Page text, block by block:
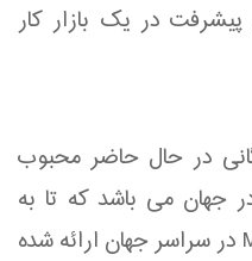
در یک بازار کار
در حال حاضر محبوب
جهان می باشد که تا به
امروز بیش از 2500 برنامه MBA در سراسر جهان ارائه شده